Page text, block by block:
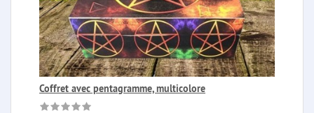
Coffret avec pentagramme, multicolore